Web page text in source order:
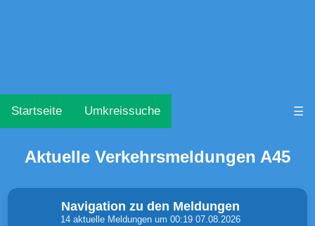
Startseite Umkreissuche ☰
Aktuelle Verkehrsmeldungen A45
Navigation zu den Meldungen
14 aktuelle Meldungen um 00:19 07.08.2026